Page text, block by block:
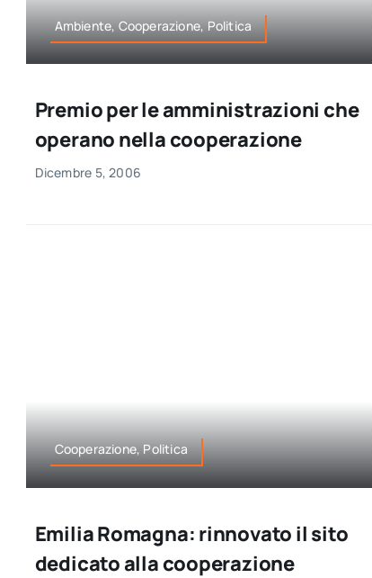
Ambiente, Cooperazione, Politica
Premio per le amministrazioni che
operano nella cooperazione
Dicembre 5, 2006
Cooperazione, Politica
Emilia Romagna: rinnovato il sito
dedicato alla cooperazione